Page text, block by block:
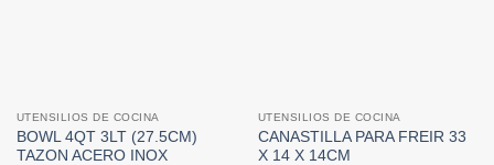
UTENSILIOS DE COCINA
BOWL 4QT 3LT (27.5CM)
TAZON ACERO INOX
UTENSILIOS DE COCINA
CANASTILLA PARA FREIR 33
X 14 X 14CM